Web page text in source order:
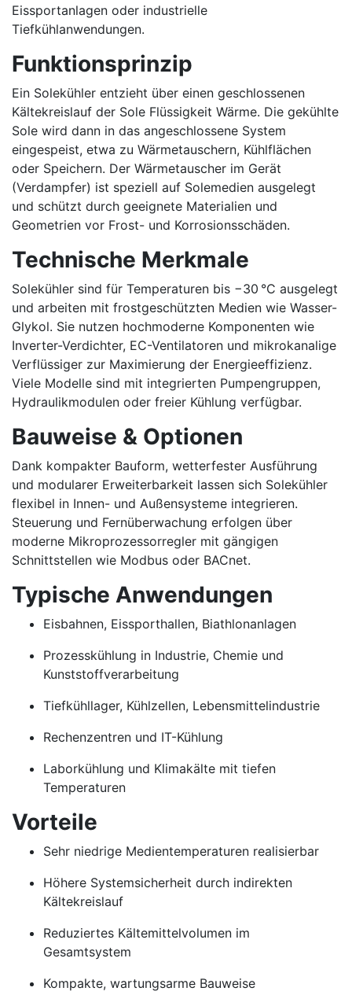
Eissportanlagen oder industrielle
Tiefkühlanwendungen.
Funktionsprinzip
Ein Solekühler entzieht über einen geschlossenen
Kältekreislauf der Sole Flüssigkeit Wärme. Die gekühlte
Sole wird dann in das angeschlossene System
eingespeist, etwa zu Wärmetauschern, Kühlflächen
oder Speichern. Der Wärmetauscher im Gerät
(Verdampfer) ist speziell auf Solemedien ausgelegt
und schützt durch geeignete Materialien und
Geometrien vor Frost- und Korrosionsschäden.
Technische Merkmale
Solekühler sind für Temperaturen bis −30 °C ausgelegt
und arbeiten mit frostgeschützten Medien wie Wasser-
Glykol. Sie nutzen hochmoderne Komponenten wie
Inverter-Verdichter, EC-Ventilatoren und mikrokanalige
Verflüssiger zur Maximierung der Energieeffizienz.
Viele Modelle sind mit integrierten Pumpengruppen,
Hydraulikmodulen oder freier Kühlung verfügbar.
Bauweise & Optionen
Dank kompakter Bauform, wetterfester Ausführung
und modularer Erweiterbarkeit lassen sich Solekühler
flexibel in Innen- und Außensysteme integrieren.
Steuerung und Fernüberwachung erfolgen über
moderne Mikroprozessorregler mit gängigen
Schnittstellen wie Modbus oder BACnet.
Typische Anwendungen
Eisbahnen, Eissporthallen, Biathlonanlagen
Prozesskühlung in Industrie, Chemie und
Kunststoffverarbeitung
Tiefkühllager, Kühlzellen, Lebensmittelindustrie
Rechenzentren und IT-Kühlung
Laborkühlung und Klimakälte mit tiefen
Temperaturen
Vorteile
Sehr niedrige Medientemperaturen realisierbar
Höhere Systemsicherheit durch indirekten
Kältekreislauf
Reduziertes Kältemittelvolumen im
Gesamtsystem
Kompakte, wartungsarme Bauweise